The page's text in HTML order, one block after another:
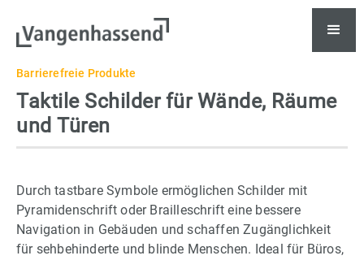
Barrierefreie Produkte
Taktile Schilder für Wände, Räume
und Türen
Durch tastbare Symbole ermöglichen Schilder mit
Pyramidenschrift oder Brailleschrift eine bessere
Navigation in Gebäuden und schaffen Zugänglichkeit
für sehbehinderte und blinde Menschen. Ideal für Büros,